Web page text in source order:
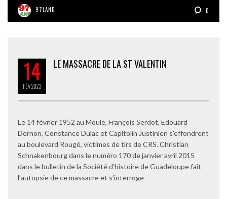
97LAND 0
14
FÉV2023
LE MASSACRE DE LA ST VALENTIN
Le 14 février 1952 au Moule, François Serdot, Edouard
Dernon, Constance Dulac et Capitolin Justinien s’effondrent
au boulevard Rougé, victimes de tirs de CRS. Christian
Schnakenbourg dans le numéro 170 de janvier avril 2015
dans le bulletin de la Société d’histoire de Guadeloupe fait
l’autopsie de ce massacre et s’interroge